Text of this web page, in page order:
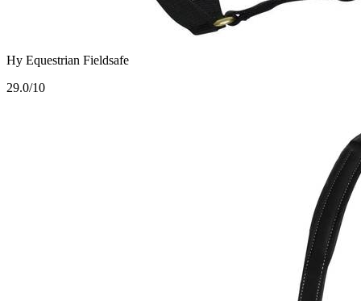
Hy Equestrian Fieldsafe
29.0/10